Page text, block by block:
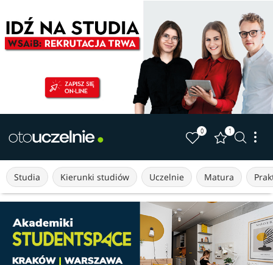
0 1
Studia Kierunki studiów Uczelnie Matura